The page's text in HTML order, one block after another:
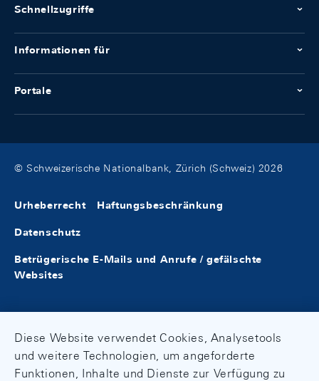
Schnellzugriffe
Informationen für
Portale
© Schweizerische Nationalbank, Zürich (Schweiz) 2026
Urheberrecht Haftungsbeschränkung
Datenschutz
Betrügerische E-Mails und Anrufe / gefälschte
Websites
Diese Website verwendet Cookies, Analysetools
und weitere Technologien, um angeforderte
Funktionen, Inhalte und Dienste zur Verfügung zu